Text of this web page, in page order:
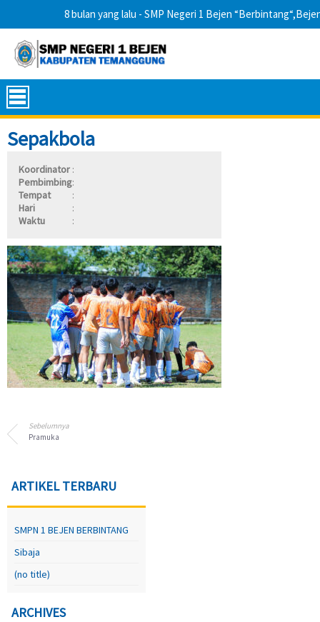
8 bulan yang lalu- SMP Negeri 1 Bejen
Sepakbola
Koordinator :
Pembimbing:
Tempat
:
Hari
:
Waktu
:
Sebelumnya
Pramuka
ARTIKEL TERBARU
SMPN 1 BEJEN BERBINTANG
Sibaja
(no title)
ARCHIVES